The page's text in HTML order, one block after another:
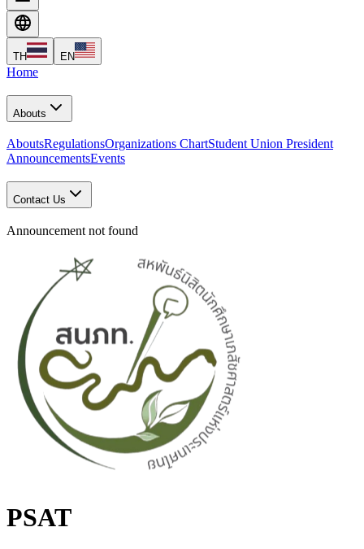
TH EN
Home
Abouts
AboutsRegulationsOrganizations ChartStudent Union President
AnnouncementsEvents
Contact Us
Announcement not found
PSAT